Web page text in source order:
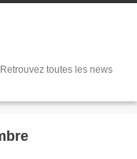
toutes les news